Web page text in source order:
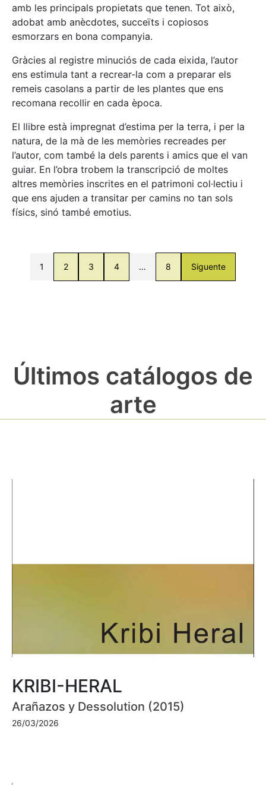
amb les principals propietats que tenen. Tot això,
adobat amb anècdotes, succeïts i copiosos
esmorzars en bona companyia.
Gràcies al registre minuciós de cada eixida, l’autor
ens estimula tant a recrear-la com a preparar els
remeis casolans a partir de les plantes que ens
recomana recollir en cada època.
El llibre està impregnat d’estima per la terra, i per la
natura, de la mà de les memòries recreades per
l’autor, com també la dels parents i amics que el van
guiar. En l’obra trobem la transcripció de moltes
altres memòries inscrites en el patrimoni col·lectiu i
que ens ajuden a transitar per camins no tan sols
físics, sinó també emotius.
1 2 3 4 … 8 Siguente
Últimos catálogos de
arte
KRIBI-HERAL
Arañazos y Dessolution (2015)
26/03/2026